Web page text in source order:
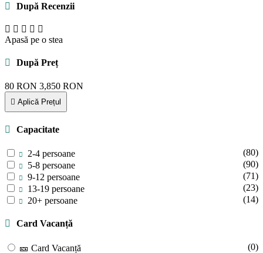
După Recenzii
Apasă pe o stea
După Preț
80 RON 3,850 RON
Aplică Prețul
Capacitate
2-4 persoane
(80)
5-8 persoane
(90)
9-12 persoane
(71)
13-19 persoane
(23)
20+ persoane
(14)
Card Vacanță
🎫 Card Vacanță
(0)